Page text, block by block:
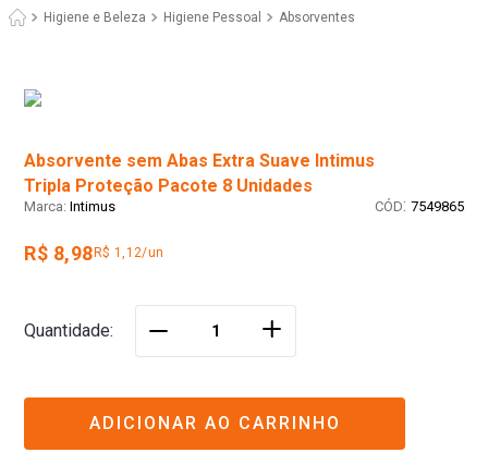
Higiene e Beleza Higiene Pessoal Absorventes
Absorvente sem Abas Extra Suave Intimus
Tripla Proteção Pacote 8 Unidades
Intimus : 7549865
R$ 8,98 R$ 1,12/un
Quantidade ＋
ADICIONAR AO CARRINHO